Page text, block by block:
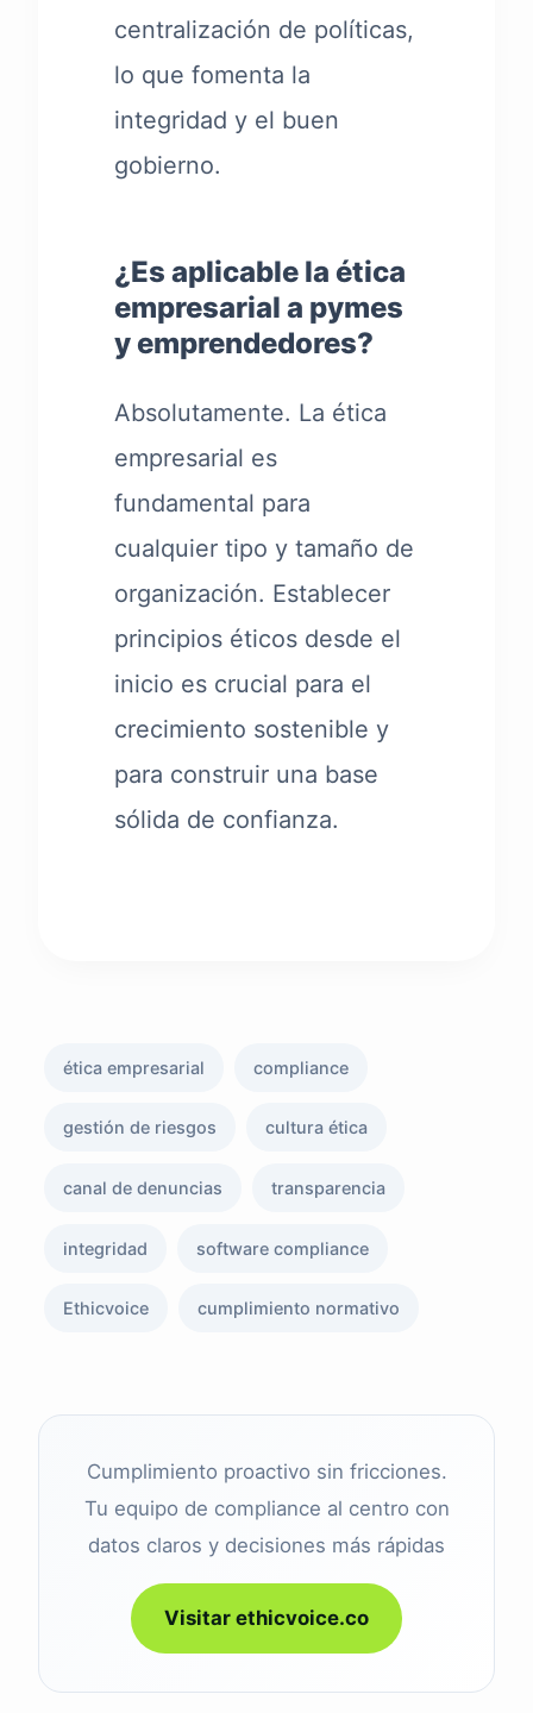
centralización de políticas,
lo que fomenta la
integridad y el buen
gobierno.
¿Es aplicable la ética
empresarial a pymes
y emprendedores?
Absolutamente. La ética
empresarial es
fundamental para
cualquier tipo y tamaño de
organización. Establecer
principios éticos desde el
inicio es crucial para el
crecimiento sostenible y
para construir una base
sólida de confianza.
ética empresarial compliance
gestión de riesgos cultura ética
canal de denuncias transparencia
integridad software compliance
Ethicvoice cumplimiento normativo
Cumplimiento proactivo sin fricciones.
Tu equipo de compliance al centro con
datos claros y decisiones más rápidas
Visitar ethicvoice.co